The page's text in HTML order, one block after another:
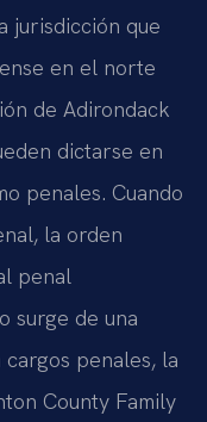
jurisdicción que
en el norte
de Adirondack
dictarse en
penales. Cuando
la orden
penal
surge de una
penales, la
County Family